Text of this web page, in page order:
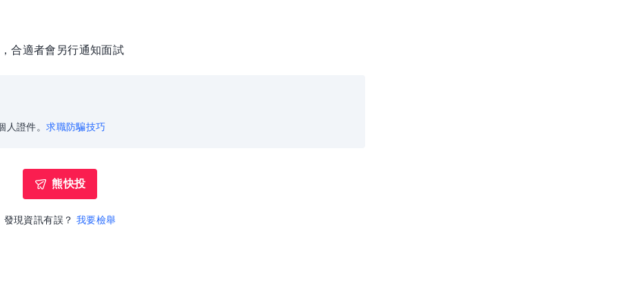
合適者會另行通知面試
人證件。求職防騙技巧
熊快投
發現資訊有誤？ 我要檢舉